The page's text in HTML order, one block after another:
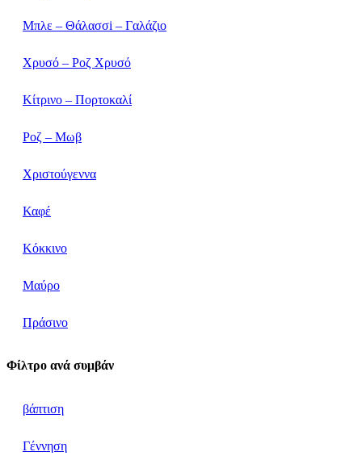
Μπλε – Θάλασσi – Γαλάζιο
Χρυσό – Ροζ Χρυσό
Κίτρινο – Πορτοκαλί
Ροζ – Μωβ
Χριστούγεννα
Καφέ
Κόκκινο
Μαύρο
Πράσινο
Φίλτρο ανά συμβάν
βάπτιση
Γέννηση